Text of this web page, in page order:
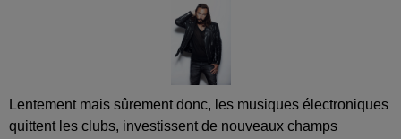
Lentement mais sûrement donc, les musiques électroniques
quittent les clubs, investissent de nouveaux champs